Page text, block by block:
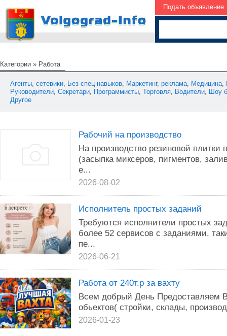
Подать объявление
Категории » Работа
Агенты, сетевики, Без спец навыков, Маркетинг, реклама, Медицина,
Руководители, Секретари, Программисты, Торговля, Водители, Шоу
Другое
Рабочий на производство
На производство резиновой
(засыпка миксеров, пигментов,
е...
2026-08-02
Исполнитель простых заданий
Требуются исполнители простых
более 52 сервисов с заданиями,
пе...
2026-06-21
Работа от 240т.р за вахту
Всем добрый День Предоставляем
обьектов( стройки, склады,
2026-01-23